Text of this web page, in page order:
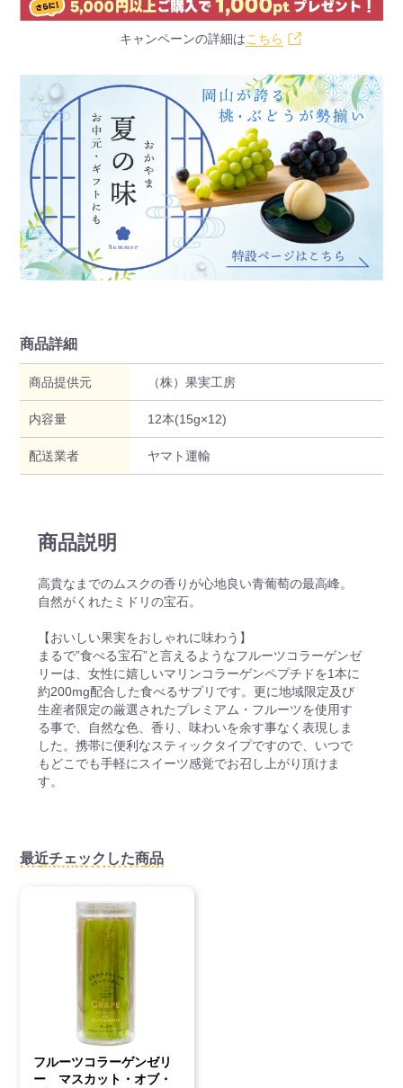
キャンペーンの詳細はこちら
商品詳細
商品提供元 （株）果実工房
内容量 12本(15g×12)
配送業者 ヤマト運輸
商品説明
高貴なまでのムスクの香りが心地良い青葡萄の最高峰。
自然がくれたミドリの宝石。
【おいしい果実をおしゃれに味わう】
まるで”食べる宝石”と言えるようなフルーツコラーゲンゼ
リーは、女性に嬉しいマリンコラーゲンペプチドを1本に
約200mg配合した食べるサプリです。更に地域限定及び
生産者限定の厳選されたプレミアム・フルーツを使用す
る事で、自然な色、香り、味わいを余す事なく表現しま
した。携帯に便利なスティックタイプですので、いつで
もどこでも手軽にスイーツ感覚でお召し上がり頂けま
す。
最近チェックした商品
フルーツコラーゲンゼリ
ー マスカット・オブ・